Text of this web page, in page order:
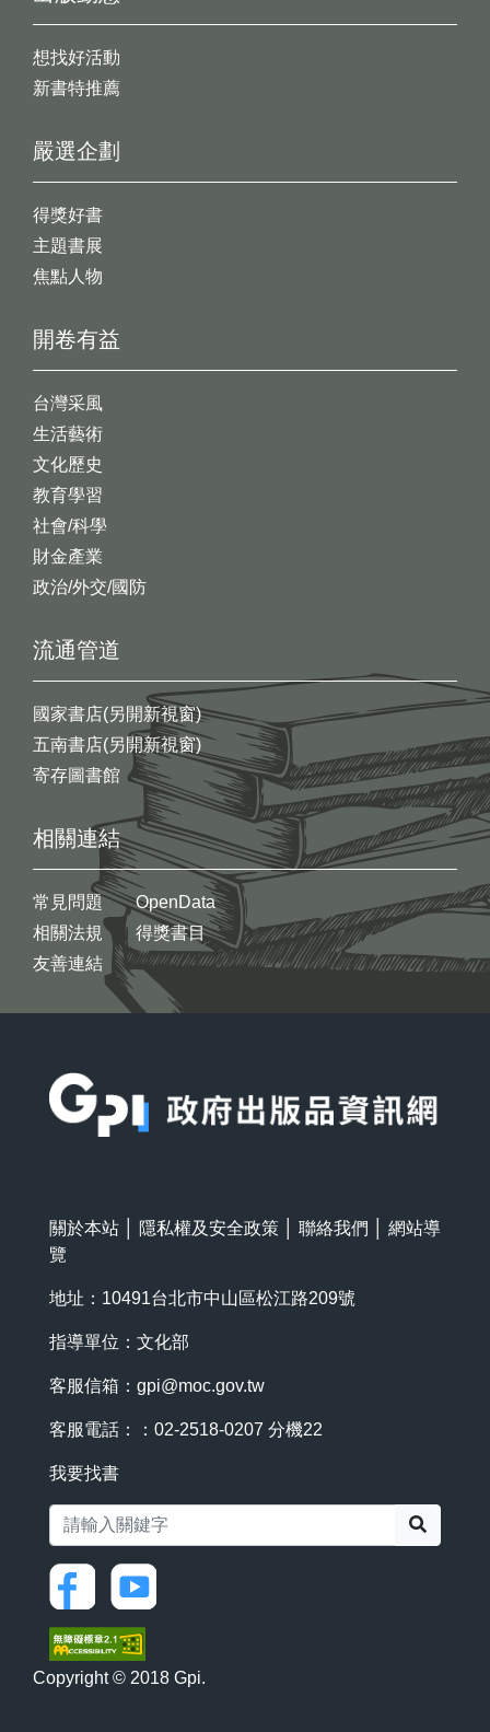
想找好活動
新書特推薦
開卷有益
台灣采風
生活藝術
文化歷史
教育學習
社會/科學
財金產業
政治/外交/國防
嚴選企劃
得獎好書
主題書展
焦點人物
流通管道
國家書店(另開新視窗)
五南書店(另開新視窗)
寄存圖書館
相關連結
常見問題
相關法規
友善連結
OpenData
得獎書目
關於本站 隱私權及安全政策 聯絡我們
網站導
覽
地址：10491台北市中山區松江路209號
指導單位：文化部
客服信箱： gpi@moc.gov.tw
客服電話：：02-2518-0207 分機22
我要找書
Copyright © 2018 Gpi.